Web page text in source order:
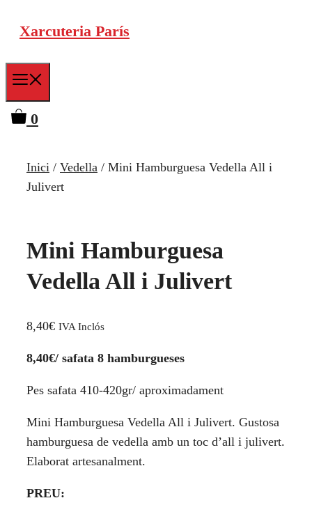
Vés
contingut
Xarcuteria París
0
Inici / Vedella / Mini Hamburguesa Vedella All i
Julivert
Mini Hamburguesa
Vedella All i Julivert
8,40€ IVA Inclós
8,40€/ safata 8 hamburgueses
Pes safata 410-420gr/ aproximadament
Mini Hamburguesa Vedella All i Julivert. Gustosa
hamburguesa de vedella amb un toc d’all i julivert.
Elaborat artesanalment.
PREU: